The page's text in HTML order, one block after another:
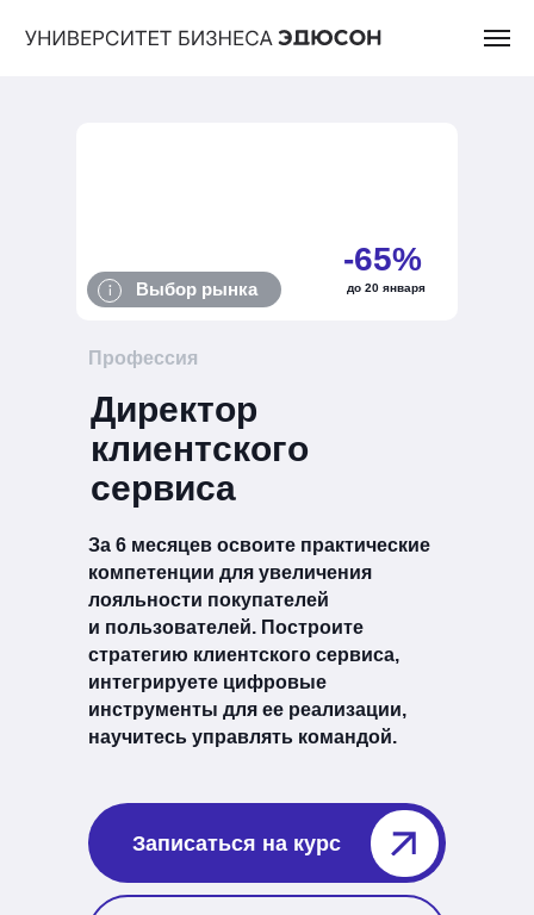
Директор
клиентского
сервиса
Профессия
-65%
до 20 января
За 6 месяцев освоите практические
компетенции для увеличения
лояльности покупателей
и пользователей. Построите
стратегию клиентского сервиса,
интегрируете цифровые
инструменты для ее реализации,
научитесь управлять командой.
Записаться на курс⠀⠀⠀⠀
Выбор рынка